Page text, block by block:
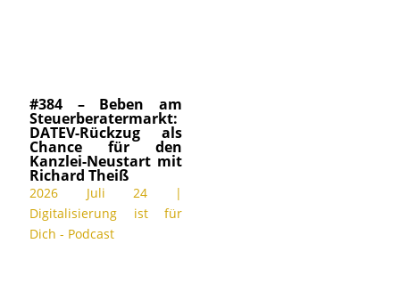
#384 – Beben am
Steuerberatermarkt:
DATEV-Rückzug als
Chance für den
Kanzlei-Neustart mit
Richard Theiß
2026 Juli 24|
Digitalisierung ist für
Dich - Podcast